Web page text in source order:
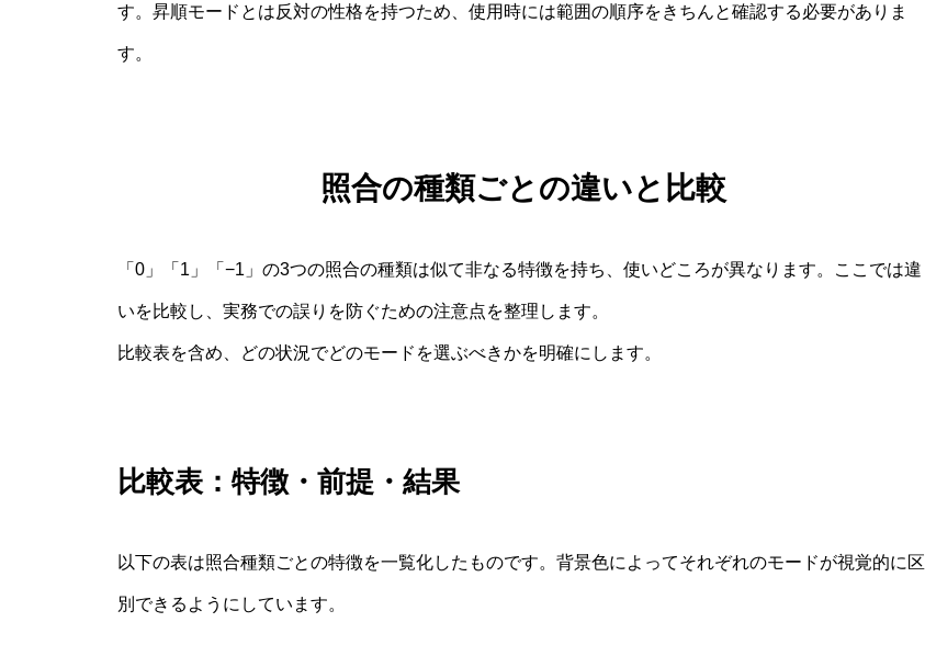
す。昇順モードとは反対の性格を持つため、使用時には範囲の順序をきちんと確認する必要がありま
す。
照合の種類ごとの違いと比較
「0」「1」「−1」の3つの照合の種類は似て非なる特徴を持ち、使いどころが異なります。ここでは違
いを比較し、実務での誤りを防ぐための注意点を整理します。
比較表を含め、どの状況でどのモードを選ぶべきかを明確にします。
比較表：特徴・前提・結果
以下の表は照合種類ごとの特徴を一覧化したものです。背景色によってそれぞれのモードが視覚的に区
別できるようにしています。